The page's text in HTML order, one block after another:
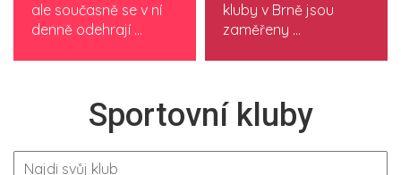
ale současně se v ní
denně odehrají ...
kluby v Brně jsou
zaměřeny ...
Sportovní kluby